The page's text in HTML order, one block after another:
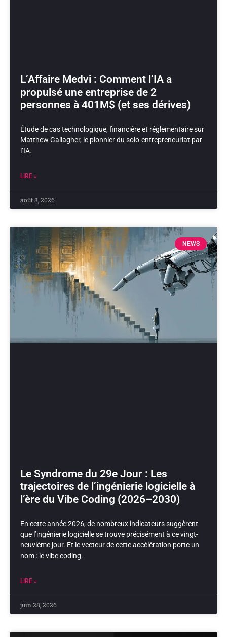
L’Affaire Medvi : Comment l’IA a
propulsé une entreprise de 2
personnes à 401M$ (et ses dérives)
Étude de cas technologique, financière et réglementaire sur
Matthew Gallagher, le pionnier du solo-entrepreneuriat par
l’IA.
LIRE »
août 8, 2026
NEWS
Le Syndrome du 29e Jour : Les
trajectoires de l’ingénierie logicielle à
l’ère du Vibe Coding (2026–2030)
En cette année 2026, de nombreux indicateurs suggèrent
que l’ingénierie logicielle se trouve précisément à ce vingt-
neuvième jour. Et le vecteur de cette accélération porte un
nom : le vibe coding.
LIRE »
juin 28, 2026